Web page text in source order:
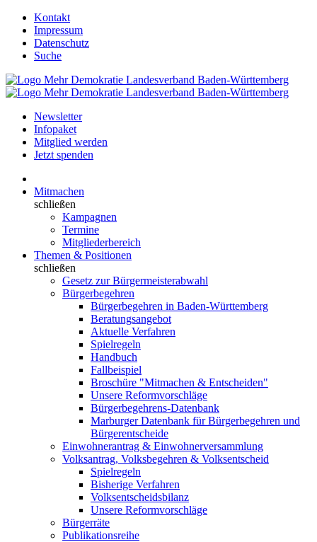
Kontakt
Impressum
Datenschutz
Suche
Newsletter
Infopaket
Mitglied werden
Jetzt spenden
Mitmachen
schließen
Kampagnen
Termine
Mitgliederbereich
Themen & Positionen
schließen
Gesetz zur Bürgermeisterabwahl
Bürgerbegehren
Bürgerbegehren in Baden-Württemberg
Beratungsangebot
Aktuelle Verfahren
Spielregeln
Handbuch
Fallbeispiel
Broschüre "Mitmachen & Entscheiden"
Unsere Reformvorschläge
Bürgerbegehrens-Datenbank
Marburger Datenbank für Bürgerbegehren und
Bürgerentscheide
Einwohnerantrag & Einwohnerversammlung
Volksantrag, Volksbegehren & Volksentscheid
Spielregeln
Bisherige Verfahren
Volksentscheidsbilanz
Unsere Reformvorschläge
Bürgerräte
Publikationsreihe